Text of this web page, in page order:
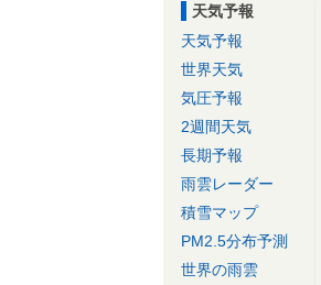
天気予報
天気予報
世界天気
気圧予報
2週間天気
長期予報
雨雲レーダー
積雪マップ
PM2.5分布予測
世界の雨雲